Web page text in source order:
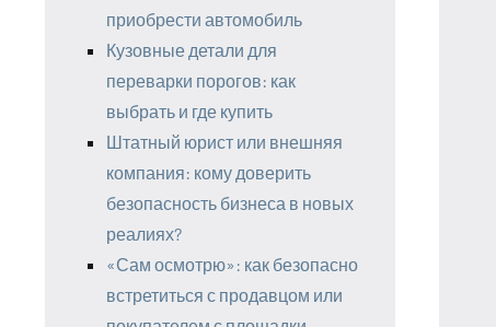
приобрести автомобиль
Кузовные детали для
переварки порогов: как
выбрать и где купить
Штатный юрист или внешняя
компания: кому доверить
безопасность бизнеса в новых
реалиях?
«Сам осмотрю»: как безопасно
встретиться с продавцом или